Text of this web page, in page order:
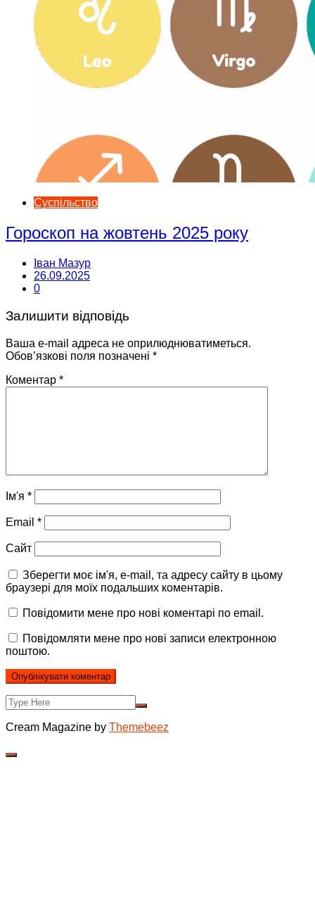
Суспільство
Гороскоп на жовтень 2025 року
Іван Мазур
26.09.2025
0
Залишити відповідь
Ваша e-mail адреса не оприлюднюватиметься.
Обов’язкові поля позначені *
Коментар *
Ім'я *
Email *
Сайт
Зберегти моє ім'я, e-mail, та адресу сайту в цьому
браузері для моїх подальших коментарів.
Повідомити мене про нові коментарі по email.
Повідомляти мене про нові записи електронною
поштою.
Cream Magazine by Themebeez